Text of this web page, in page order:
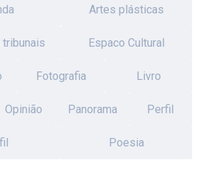
Artes plásticas
tribunais Espaco Cultural
Fotografia Livro
Opinião Panorama Perfil
Poesia